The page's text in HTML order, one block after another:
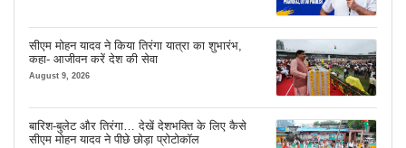
सीएम मोहन यादव ने किया तिरंगा यात्रा का शुभारंभ,
कहा- आजीवन करें देश की सेवा
August 9, 2026
बारिश-बुलेट और तिरंगा… देखें देशभक्ति के लिए कैसे
सीएम मोहन यादव ने पीछे छोड़ा प्रोटोकॉल